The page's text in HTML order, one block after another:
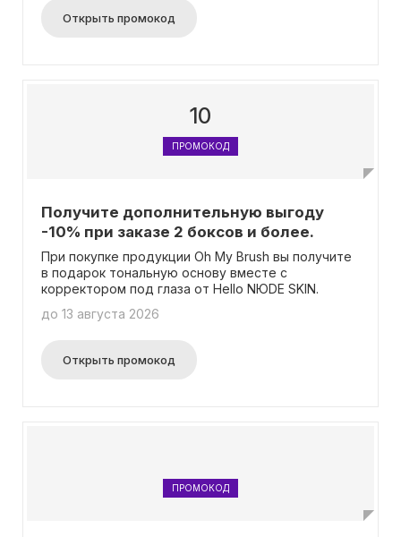
Открыть промокод
10
ПРОМОКОД
Получите дополнительную выгоду
-10% при заказе 2 боксов и более.
При покупке продукции Oh My Brush вы получите
в подарок тональную основу вместе с
корректором под глаза от Hello NЮDE SKIN.
до 13 августа 2026
Открыть промокод
ПРОМОКОД